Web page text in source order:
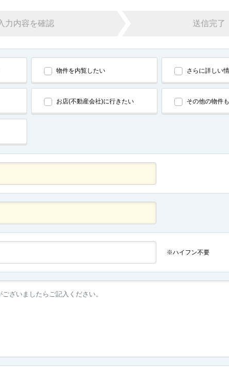
力内容を確認 送信完了
物件を内覧したい さらに詳しい
お店(不動産会社)に行きたい その他の物件
※ハイフン不要